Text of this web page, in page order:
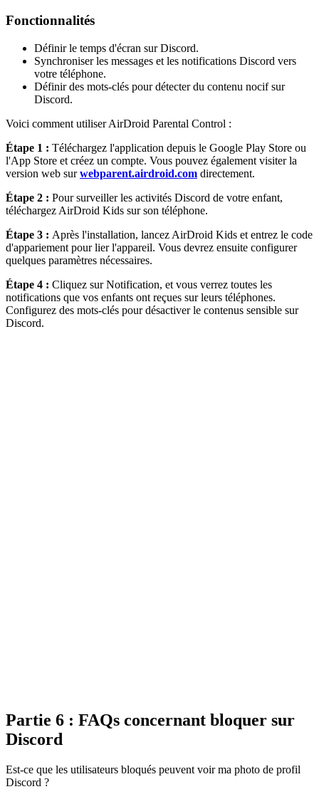
Fonctionnalités
Définir le temps d'écran sur Discord.
Synchroniser les messages et les notifications Discord vers
votre téléphone.
Définir des mots-clés pour détecter du contenu nocif sur
Discord.
Voici comment utiliser AirDroid Parental Control :
Étape 1 : Téléchargez l'application depuis le Google Play Store ou
l'App Store et créez un compte. Vous pouvez également visiter la
version web surwebparent.airdroid.com directement.
Étape 2 : Pour surveiller les activités Discord de votre enfant,
téléchargez AirDroid Kids sur son téléphone.
Étape 3 : Après l'installation, lancez AirDroid Kids et entrez le code
d'appariement pour lier l'appareil. Vous devrez ensuite configurer
quelques paramètres nécessaires.
Étape 4 : Cliquez sur Notification, et vous verrez toutes les
notifications que vos enfants ont reçues sur leurs téléphones.
Configurez des mots-clés pour désactiver le contenus sensible sur
Discord.
Partie 6 : FAQs concernant bloquer sur
Discord
Est-ce que les utilisateurs bloqués peuvent voir ma photo de profil
Discord ?